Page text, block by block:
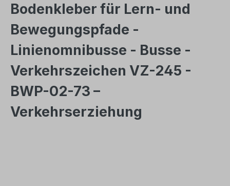
Bodenkleber für Lern- und
Bewegungspfade -
Linienomnibusse - Busse -
Verkehrszeichen VZ-245 -
BWP-02-73 –
Verkehrserziehung